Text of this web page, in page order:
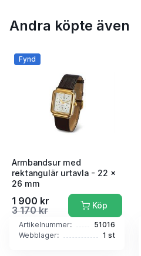
Andra köpte även
Fynd
Armbandsur med
rektangulär urtavla - 22 x
26 mm
1 900 kr
3 170 kr
Köp
Artikelnummer:
51016
Webblager:
1 st